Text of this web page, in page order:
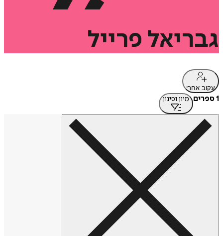
גבריאל פרייל
עקוב אחרי
1 ספרים מיון וסינון